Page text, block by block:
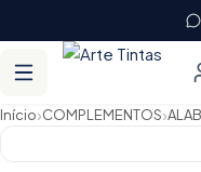
Início›COMPLEMENTOS›